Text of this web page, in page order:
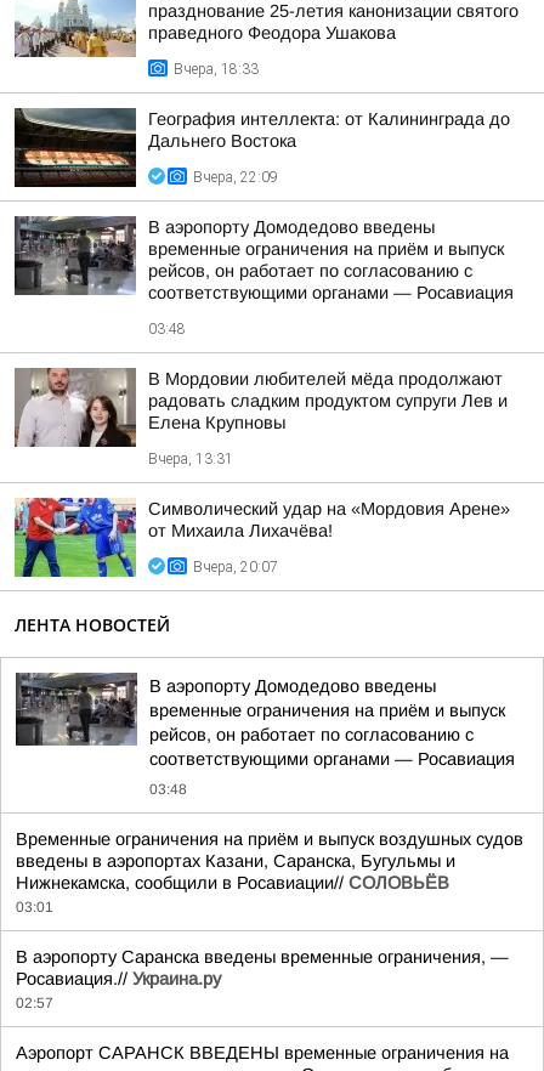
празднование 25-летия канонизации святого
праведного Феодора Ушакова
Вчера, 18:33
География интеллекта: от Калининграда до
Дальнего Востока
Вчера, 22:09
В аэропорту Домодедово введены
временные ограничения на приём и выпуск
рейсов, он работает по согласованию с
соответствующими органами — Росавиация
03:48
В Мордовии любителей мёда продолжают
радовать сладким продуктом супруги Лев и
Елена Крупновы
Вчера, 13:31
Символический удар на «Мордовия Арене»
от Михаила Лихачёва!
Вчера, 20:07
ЛЕНТА НОВОСТЕЙ
В аэропорту Домодедово введены
временные ограничения на приём и выпуск
рейсов, он работает по согласованию с
соответствующими органами — Росавиация
03:48
Временные ограничения на приём и выпуск воздушных судов
введены в аэропортах Казани, Саранска, Бугульмы и
Нижнекамска, сообщили в Росавиации// СОЛОВЬЁВ
03:01
В аэропорту Саранска введены временные ограничения, —
Росавиация.// Украина.ру
02:57
Аэропорт САРАНСК ВВЕДЕНЫ временные ограничения на